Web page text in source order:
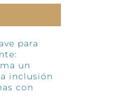
para
un
inclusión
con